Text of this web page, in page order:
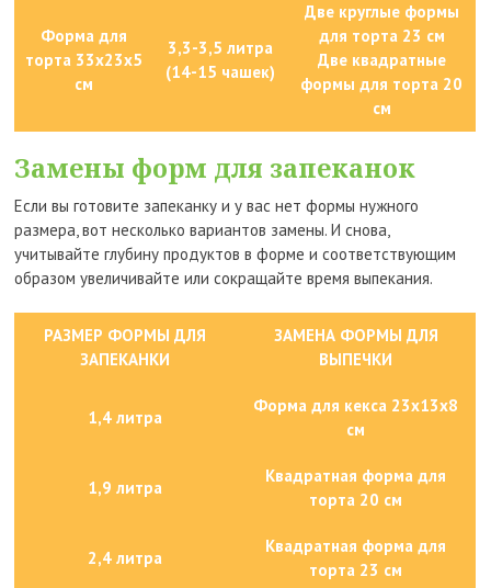
Форма для
торта 33x23x5
см
3,3-3,5 литра
(14-15 чашек)
Две круглые формы
для торта 23 см
Две квадратные
формы для торта 20
см
Замены форм для запеканок
Если вы готовите запеканку и у вас нет формы нужного
размера, вот несколько вариантов замены. И снова,
учитывайте глубину продуктов в форме и соответствующим
образом увеличивайте или сокращайте время выпекания.
РАЗМЕР ФОРМЫ ДЛЯ
ЗАПЕКАНКИ
ЗАМЕНА ФОРМЫ ДЛЯ
ВЫПЕЧКИ
1,4 литра
Форма для кекса 23x13x8
см
1,9 литра
Квадратная форма для
торта 20 см
2,4 литра
Квадратная форма для
торта 23 см